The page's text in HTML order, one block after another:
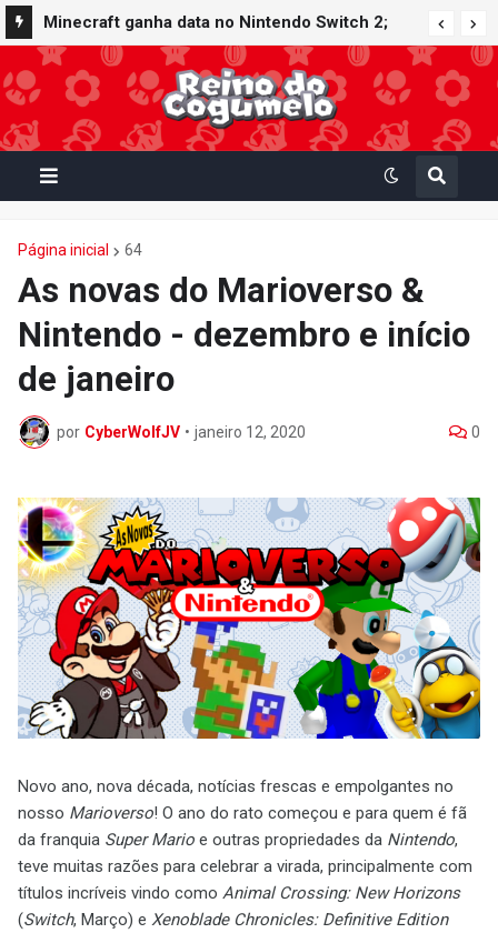
Minecraft ganha data no Nintendo Switch 2;
Super Mario Mash-Up receberá atualização
gráfica exclusiva
Página inicial 64
As novas do Marioverso &
Nintendo - dezembro e início
de janeiro
por CyberWolfJV • janeiro 12, 2020 0
Novo ano, nova década, notícias frescas e empolgantes no
nosso Marioverso! O ano do rato começou e para quem é fã
da franquia Super Mario e outras propriedades da Nintendo,
teve muitas razões para celebrar a virada, principalmente com
títulos incríveis vindo como Animal Crossing: New Horizons
(Switch, Março) e Xenoblade Chronicles: Definitive Edition